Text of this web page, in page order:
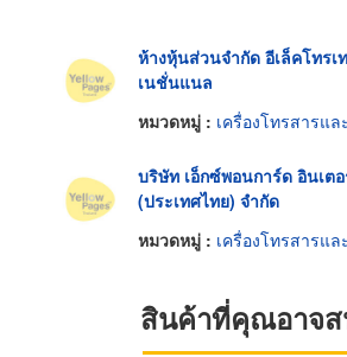
ห้างหุ้นส่วนจำกัด อีเล็คโทรเ
เนชั่นแนล
หมวดหมู่ : เครื่องโทรสารแ
บริษัท เอ็กซ์พอนการ์ด อินเต
(ประเทศไทย) จำกัด
หมวดหมู่ : เครื่องโทรสารแ
สินค้าที่คุณอาจส